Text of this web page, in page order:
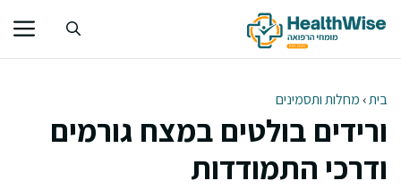
לתוכן
בית› מחלות ותסמינים
ורידים בולטים במצח גורמים
ודרכי התמודדות